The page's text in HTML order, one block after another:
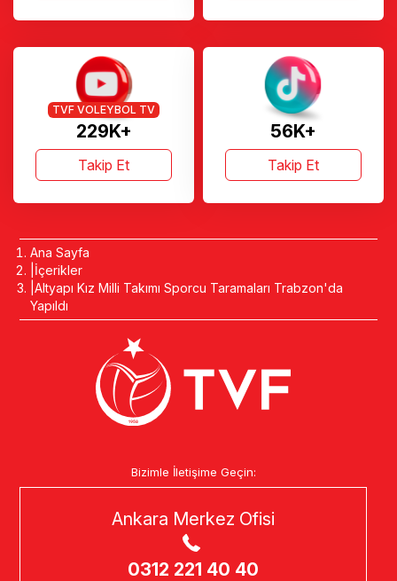
229K+
TVF VOLEYBOL TV
Takip Et
56K+
Takip Et
Ana Sayfa
İçerikler
Altyapı Kız Milli Takımı Sporcu Taramaları Trabzon'da
Yapıldı
Bizimle İletişime Geçin:
Ankara Merkez Ofisi
0312 221 40 40